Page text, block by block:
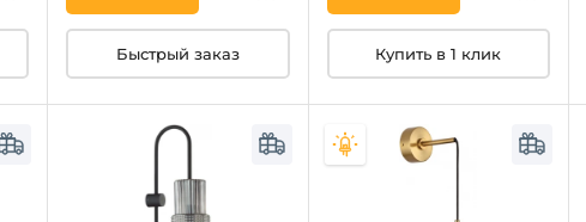
Быстрый заказ Купить в 1 клик